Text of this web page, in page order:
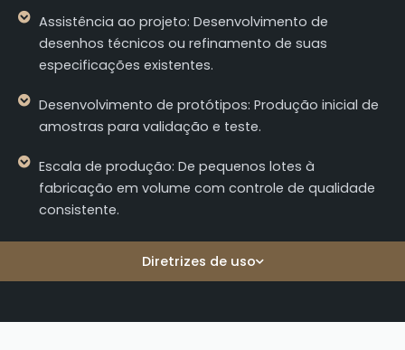
Diretrizes de uso
Assistência ao projeto: Desenvolvimento de
desenhos técnicos ou refinamento de suas
especificações existentes.
Desenvolvimento de protótipos: Produção inicial de
amostras para validação e teste.
Escala de produção: De pequenos lotes à
fabricação em volume com controle de qualidade
consistente.